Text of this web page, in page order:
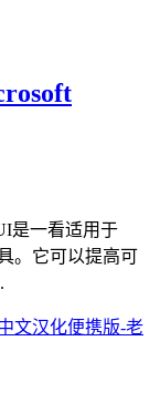
是一看适用于
。它可以提高可